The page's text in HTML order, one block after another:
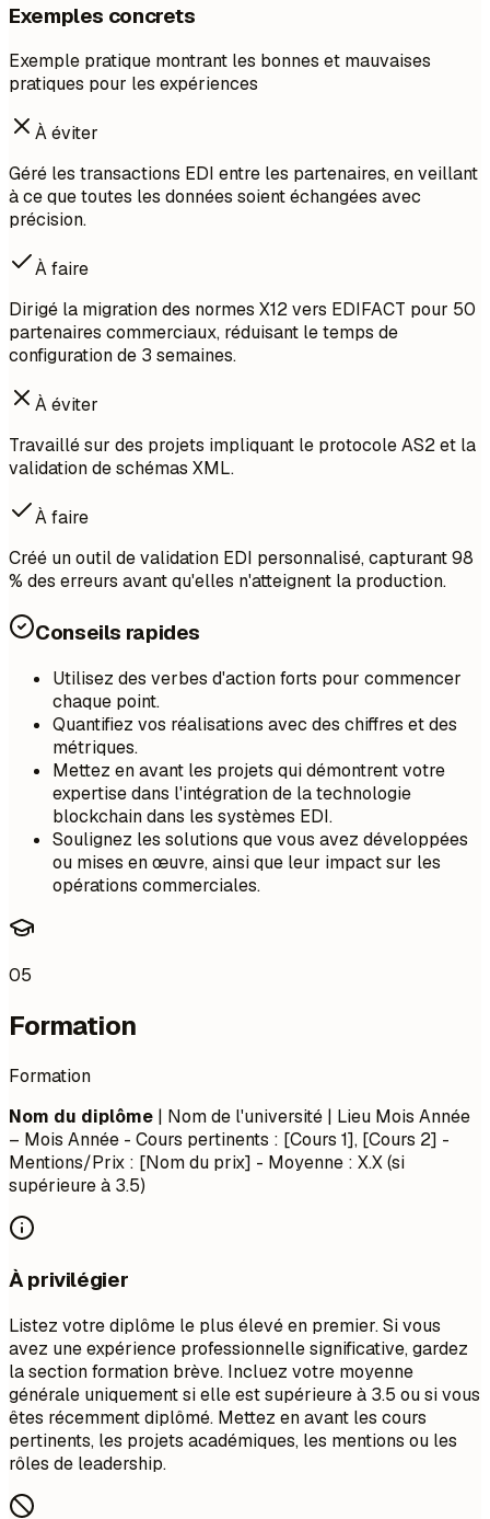
Exemples concrets
Exemple pratique montrant les bonnes et mauvaises
pratiques pour les expériences
À éviter
Géré les transactions EDI entre les partenaires, en veillant
à ce que toutes les données soient échangées avec
précision.
À faire
Dirigé la migration des normes X12 vers EDIFACT pour 50
partenaires commerciaux, réduisant le temps de
configuration de 3 semaines.
À éviter
Travaillé sur des projets impliquant le protocole AS2 et la
validation de schémas XML.
À faire
Créé un outil de validation EDI personnalisé, capturant 98
% des erreurs avant qu'elles n'atteignent la production.
Conseils rapides
Utilisez des verbes d'action forts pour commencer
chaque point.
Quantifiez vos réalisations avec des chiffres et des
métriques.
Mettez en avant les projets qui démontrent votre
expertise dans l'intégration de la technologie
blockchain dans les systèmes EDI.
Soulignez les solutions que vous avez développées
ou mises en œuvre, ainsi que leur impact sur les
opérations commerciales.
05
Formation
Formation
Nom du diplôme | Nom de l'université | Lieu Mois Année
– Mois Année - Cours pertinents : [Cours 1], [Cours 2] -
Mentions/Prix : [Nom du prix] - Moyenne : X.X (si
supérieure à 3.5)
À privilégier
Listez votre diplôme le plus élevé en premier. Si vous
avez une expérience professionnelle significative, gardez
la section formation brève. Incluez votre moyenne
générale uniquement si elle est supérieure à 3.5 ou si vous
êtes récemment diplômé. Mettez en avant les cours
pertinents, les projets académiques, les mentions ou les
rôles de leadership.